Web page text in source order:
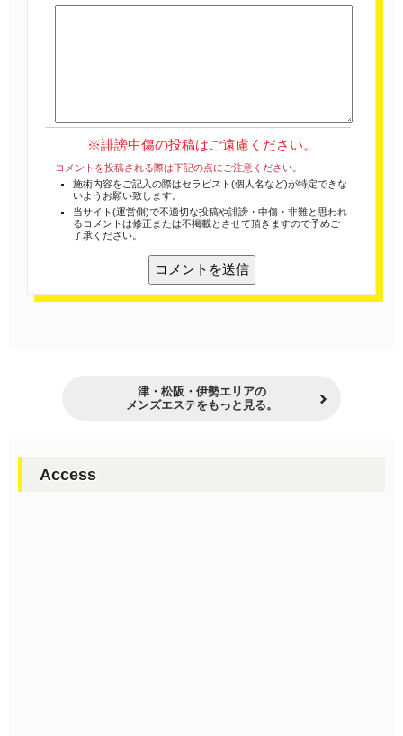
※誹謗中傷の投稿はご遠慮ください。
コメントを投稿される際は下記の点にご注意ください。
施術内容をご記入の際はセラピスト(個人名など)が特定できな
いようお願い致します。
当サイト(運営側)で不適切な投稿や誹謗・中傷・非難と思われ
るコメントは修正または不掲載とさせて頂きますので予めご
了承ください。
津・松阪・伊勢エリアの
メンズエステをもっと見る。
Access